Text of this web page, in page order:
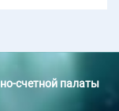
счетной палаты